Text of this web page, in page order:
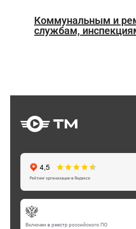
Коммунальным и
службам,
Включен в реестр российского ПО